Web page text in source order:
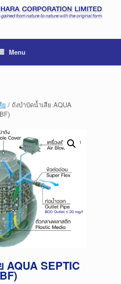
Menu
ย / ถังบำบัดน้ำเสีย AQUA
AQUA SEPTIC